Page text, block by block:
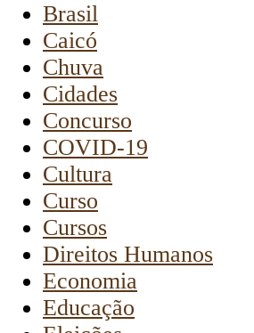
Brasil
Caicó
Chuva
Cidades
Concurso
COVID-19
Cultura
Curso
Cursos
Direitos Humanos
Economia
Educação